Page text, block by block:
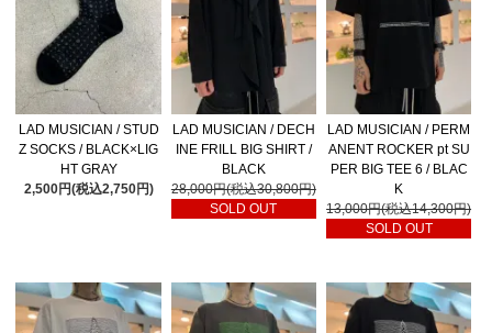
LAD MUSICIAN / STUD
Z SOCKS / BLACK×LIG
HT GRAY
2,500円(税込2,750円)
LAD MUSICIAN / DECH
INE FRILL BIG SHIRT /
BLACK
28,000円(税込30,800円)
SOLD OUT
LAD MUSICIAN / PERM
ANENT ROCKER pt SU
PER BIG TEE 6 / BLAC
K
13,000円(税込14,300円)
SOLD OUT